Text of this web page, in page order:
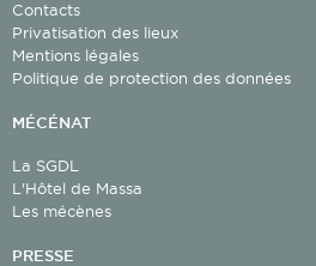
Contacts
Privatisation des lieux
Mentions légales
Politique de protection des données
MÉCÉNAT
La SGDL
L'Hôtel de Massa
Les mécènes
PRESSE